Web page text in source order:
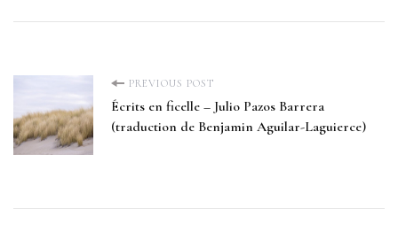
o
PREVIOUS POST
Écrits en ficelle – Julio Pazos Barrera
(traduction de Benjamin Aguilar-Laguierce)